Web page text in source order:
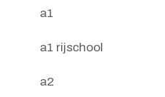
a1
a1 rijschool
a2